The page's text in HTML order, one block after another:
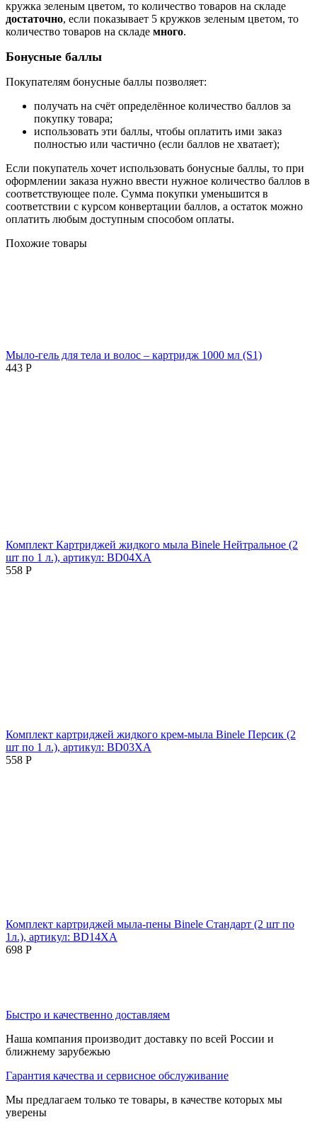
кружка зеленым цветом, то количество товаров на складе
достаточно, если показывает 5 кружков зеленым цветом, то
количество товаров на складе много.
Бонусные баллы
Покупателям бонусные баллы позволяет:
получать на счёт определённое количество баллов за
покупку товара;
использовать эти баллы, чтобы оплатить ими заказ
полностью или частично (если баллов не хватает);
Если покупатель хочет использовать бонусные баллы, то при
оформлении заказа нужно ввести нужное количество баллов в
соответствующее поле. Сумма покупки уменьшится в
соответствии с курсом конвертации баллов, а остаток можно
оплатить любым доступным способом оплаты.
Похожие товары
Мыло-гель для тела и волос – картридж 1000 мл (S1)
443 Р
Комплект Картриджей жидкого мыла Binele Нейтральное (2
шт по 1 л.), артикул: BD04XA
558 Р
Комплект картриджей жидкого крем-мыла Binele Персик (2
шт по 1 л.), артикул: BD03XA
558 Р
Комплект картриджей мыла-пены Binele Стандарт (2 шт по
1л.), артикул: BD14XA
698 Р
Быстро и качественно доставляем
Наша компания производит доставку по всей России и
ближнему зарубежью
Гарантия качества и сервисное обслуживание
Мы предлагаем только те товары, в качестве которых мы
уверены